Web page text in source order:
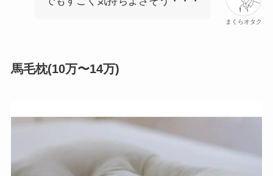
まくらオタク
馬毛枕(10万〜14万)